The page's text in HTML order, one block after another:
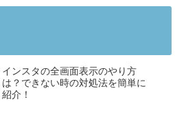
インスタの全画面表示のやり方
は？できない時の対処法を簡単に
紹介！